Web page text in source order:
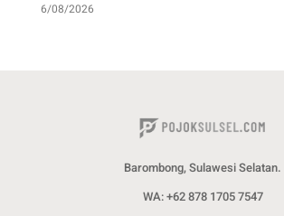
6/08/2026
Barombong, Sulawesi Selatan.
WA: +62 878 1705 7547